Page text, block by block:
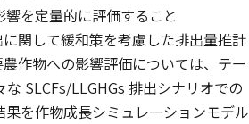
を定量的に評価すること
関して緩和策を考慮した排出量推計
作物への影響評価については、テー
SLCFs/LLGHGs 排出シナリオでの
を作物成長シミュレーションモデル